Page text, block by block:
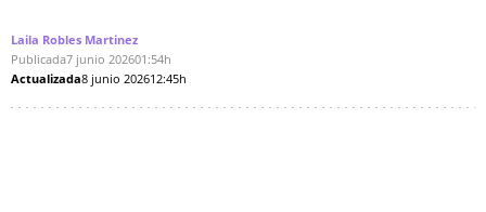
Laila Robles Martinez
Publicada7 junio 202601:54h
Actualizada8 junio 202612:45h